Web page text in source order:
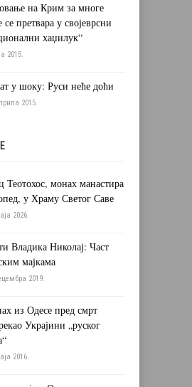
на Крим за многе
се претвара у својеврсни
хаџилук“
2015.
у шоку: Руси неће доћи
2015.
Теотохос, монах манастира
у Храму Светог Саве
2026.
Владика Николај: Част
мајкама
2019.
из Одесе пред смрт
Украјини „руског
2016.